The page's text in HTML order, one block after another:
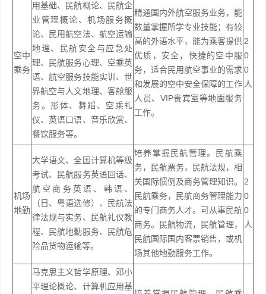
空中
乘务
用基础、民航概论、民航企
业管理概论、机场服务概
论、民用航空法、航空运输
地理、民航安全与应急处
理、民航服务心理、空乘英
语、航空服务技能实训、世
界航空与人文地理、客舱服
务。形体、舞蹈、空乘礼
仪、英语口语、音乐欣赏、
餐饮服务等。
精通国内外航空服务业务，能
数量掌握所学专业技能；有较
高的外语水平，能为乘客提供
优质，安全，快捷的空中服
务，适合民用航空事业的需求
和发展的空中安全保障的工作
人员、VIP贵宾室等地面服务
工作。
2
0
0
人
机场
地勤
大学语文、全国计算机等级
考试、民航服务英语回话、
航空商务英语、韩语、
（日、粤语选修）、民航法
律法规与实务、民航礼仪教
程、民航地勤服务、民航危
险品货物运输等。
培养掌握民航管理。民航乘
务，民航票务，民航法规，相
关国际惯例及商务管理知识。
民航乘务，民航商务管理能力
的专门商务人才。可从事民航
商务。民航物流，民航管理，
民航国际国内客票销售，或机
场其他地勤服务工作。
2
0
0
人
马克思主义哲学原理、邓小
平理论概论、计算机应用基